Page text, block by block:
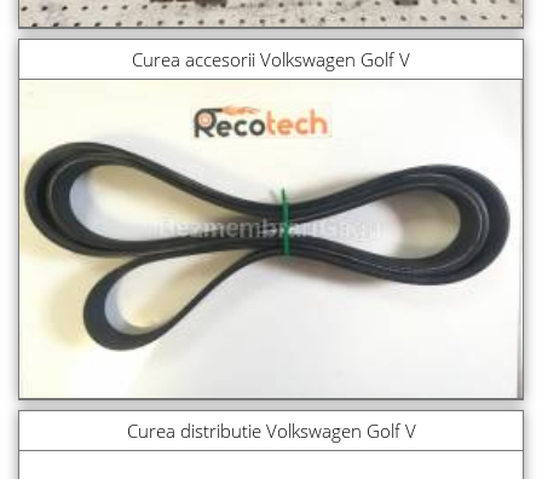
Curea accesorii Volkswagen Golf V
Curea distributie Volkswagen Golf V